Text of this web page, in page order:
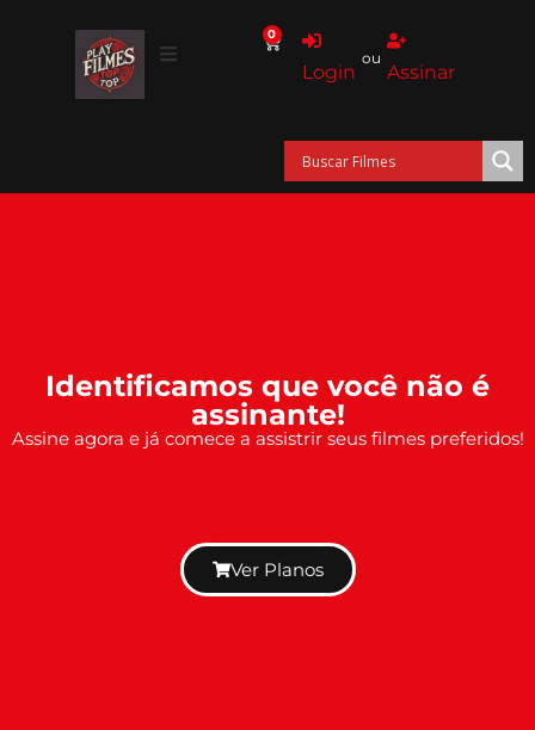
0
Login
ou
Assinar
Identificamos que você não é
assinante!
Assine agora e já comece a assistrir seus filmes preferidos!
Ver Planos